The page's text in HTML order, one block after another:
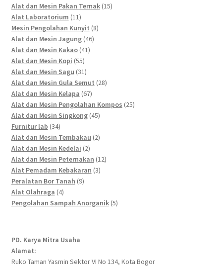
products
Alat dan Mesin Pakan Ternak 1515
Alat Laboratorium 1111
products
Mesin Pengolahan Kunyit 88
Alat dan Mesin Jagung 4646
Alat dan Mesin Kakao 4141
Alat dan Mesin Kopi 5555
products
Alat dan Mesin Sagu 3131
products
Alat dan Mesin Gula Semut 2828
Alat dan Mesin Kelapa 6767
products
Alat dan Mesin Pengolahan Kompos 2525
Alat dan Mesin Singkong 4545
Furnitur lab 3434
products
Alat dan Mesin Tembakau 22
Alat dan Mesin Kedelai 22
products
Alat dan Mesin Peternakan 1212
Alat Pemadam Kebakaran 33
Peralatan Bor Tanah 99
Alat Olahraga 44
products
Pengolahan Sampah Anorganik 55
PD. Karya Mitra Usaha
Alamat:
Ruko Taman Yasmin Sektor VI No 134, Kota Bogor